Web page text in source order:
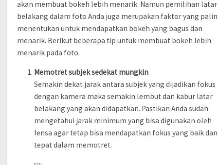
akan membuat bokeh lebih menarik. Namun pemilihan latar
belakang dalam foto Anda juga merupakan faktor yang
menentukan untuk mendapatkan bokeh yang bagus dan
menarik. Berikut beberapa tip untuk membuat bokeh lebih
menarik pada foto.
Memotret subjek sedekat mungkin
Semakin dekat jarak antara subjek yang dijadikan fokus
dengan kamera maka semakin lembut dan kabur latar
belakang yang akan didapatkan. Pastikan Anda sudah
mengetahui jarak minimum yang bisa digunakan oleh
lensa agar tetap bisa mendapatkan fokus yang baik dan
tepat dalam memotret.